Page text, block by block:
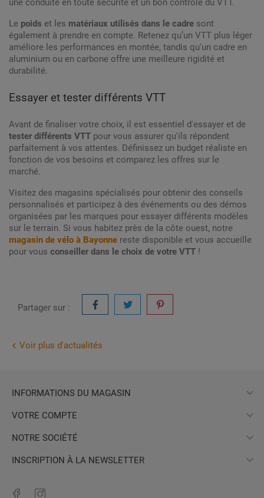
une conduite en toute sécurité et un bon contrôle du VTT.
Le poids et les matériaux utilisés dans le cadre sont
également à prendre en compte. Retenez qu’un VTT plus léger
améliore les performances en montée, tandis qu'un cadre en
aluminium ou en carbone offre une meilleure rigidité et
durabilité.
Essayer et tester différents VTT
Avant de finaliser votre choix, il est essentiel d'essayer et de
tester différents VTT pour vous assurer qu'ils répondent
parfaitement à vos attentes. Définissez un budget réaliste en
fonction de vos besoins et comparez les offres sur le
marché.
Visitez des magasins spécialisés pour obtenir des conseils
personnalisés et participez à des événements ou des démos
organisées par les marques pour essayer différents modèles
sur le terrain. Si vous habitez près de la côte ouest, notre
magasin de vélo à Bayonne reste disponible et vous accueille
pour vous conseiller dans le choix de votre VTT !
Partager sur :
 Voir plus d'actualités
INFORMATIONS DU MAGASIN 
VOTRE COMPTE 
NOTRE SOCIÉTÉ 
INSCRIPTION À LA NEWSLETTER 